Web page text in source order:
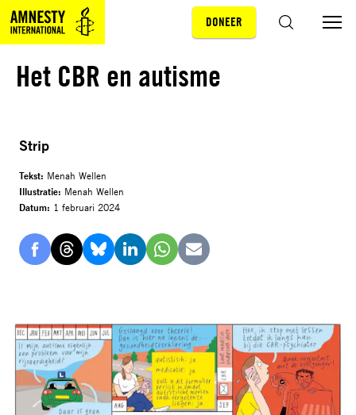
Sla navigatie over
DONEER
Strip
Tekst: Menah Wellen
Illustratie: Menah Wellen
Datum: 1 februari 2024
DelenDelenDelenDelenDelenDelen
mail
Het CBR en autisme